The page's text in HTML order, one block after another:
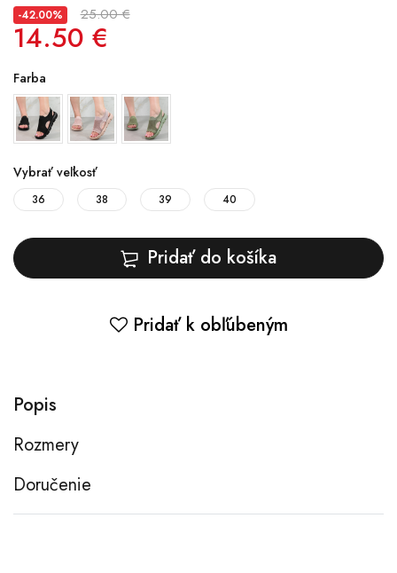
-42.00% 25.00 €
14.50 €
Farba
Vybrať veľkosť
36 38 39 40
Pridať do košíka
Pridať k obľúbeným
Popis
Rozmery
Doručenie